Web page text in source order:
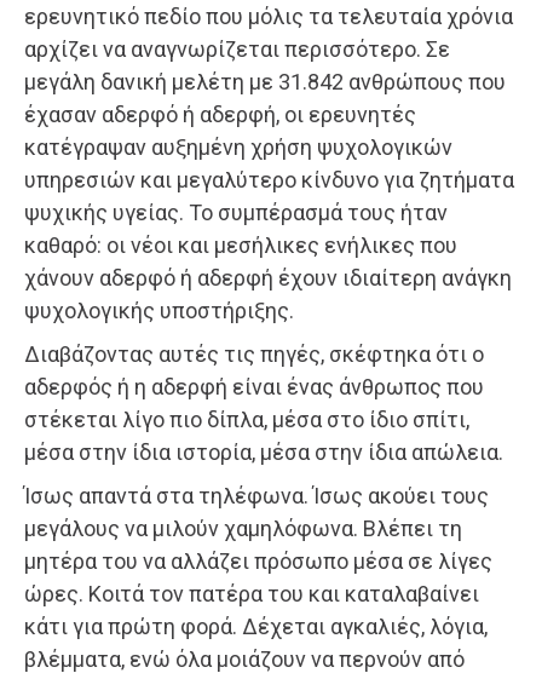
ερευνητικό πεδίο που μόλις τα τελευταία χρόνια
αρχίζει να αναγνωρίζεται περισσότερο. Σε
μεγάλη δανική μελέτη με 31.842 ανθρώπους που
έχασαν αδερφό ή αδερφή, οι ερευνητές
κατέγραψαν αυξημένη χρήση ψυχολογικών
υπηρεσιών και μεγαλύτερο κίνδυνο για ζητήματα
ψυχικής υγείας. Το συμπέρασμά τους ήταν
καθαρό: οι νέοι και μεσήλικες ενήλικες που
χάνουν αδερφό ή αδερφή έχουν ιδιαίτερη ανάγκη
ψυχολογικής υποστήριξης.
Διαβάζοντας αυτές τις πηγές, σκέφτηκα ότι ο
αδερφός ή η αδερφή είναι ένας άνθρωπος που
στέκεται λίγο πιο δίπλα, μέσα στο ίδιο σπίτι,
μέσα στην ίδια ιστορία, μέσα στην ίδια απώλεια.
Ίσως απαντά στα τηλέφωνα. Ίσως ακούει τους
μεγάλους να μιλούν χαμηλόφωνα. Βλέπει τη
μητέρα του να αλλάζει πρόσωπο μέσα σε λίγες
ώρες. Κοιτά τον πατέρα του και καταλαβαίνει
κάτι για πρώτη φορά. Δέχεται αγκαλιές, λόγια,
βλέμματα, ενώ όλα μοιάζουν να περνούν από